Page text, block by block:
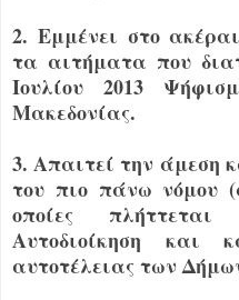
2. Εμμένει στο
τα αιτήματα που
Ιουλίου 2013
Μακεδονίας.
3. Απαιτεί την άμεση
του πιο πάνω νόμου
οποίες
Αυτοδιοίκηση και
αυτοτέλειας των